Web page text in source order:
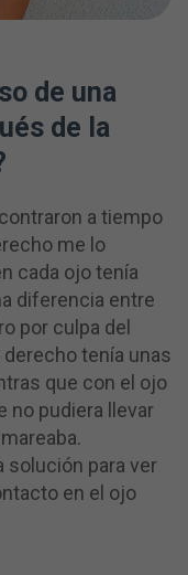
de una
de la
a tiempo
me lo
cada ojo tenía
diferencia entre
por culpa del
tenía unas
que con el ojo
no pudiera llevar
solución para ver
en el ojo